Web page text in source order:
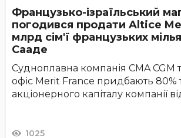
Французько-ізраїльський
погодився продати Altice
млрд сім'ї французьких
Сааде
Судноплавна компанія CMA CGM
офіс Merit France придбають 80%
акціонерного капіталу компанії
1025